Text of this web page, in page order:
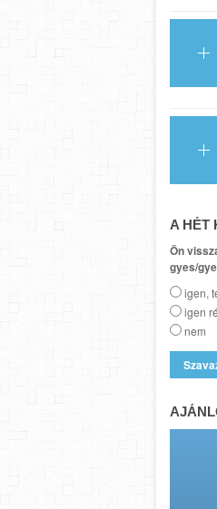
A HÉT
Ön
gyes/
igen,
igen
nem